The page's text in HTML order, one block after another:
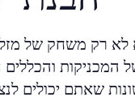
לא רק משחק של
שאתם יכולים